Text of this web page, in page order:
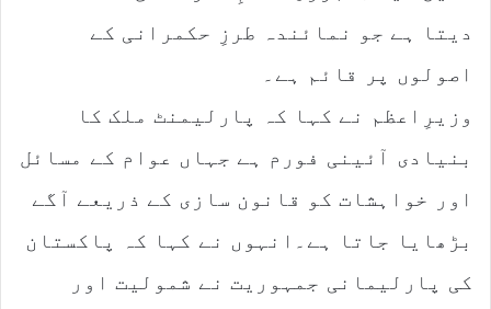
دیتا ہے جو نمائندہ طرزِ حکمرانی کے
اصولوں پر قائم ہے۔
وزیرِاعظم نے کہا کہ پارلیمنٹ ملک کا
بنیادی آئینی فورم ہے جہاں عوام کے مسائل
اور خواہشات کو قانون سازی کے ذریعے آگے
بڑھایا جاتا ہے۔انہوں نے کہا کہ پاکستان
کی پارلیمانی جمہوریت نے شمولیت اور